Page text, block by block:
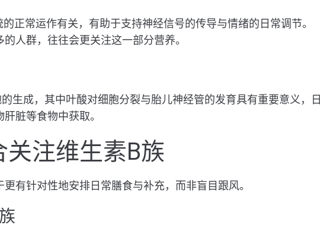
正常运作有关，有助于支持神经信号的传导与情绪的日常调节。
人群，往往会更关注这一部分营养。
生成，其中叶酸对细胞分裂与胎儿神经管的发育具有重要意义，日
脏等食物中获取。
注维生素B族
有针对性地安排日常膳食与补充，而非盲目跟风。